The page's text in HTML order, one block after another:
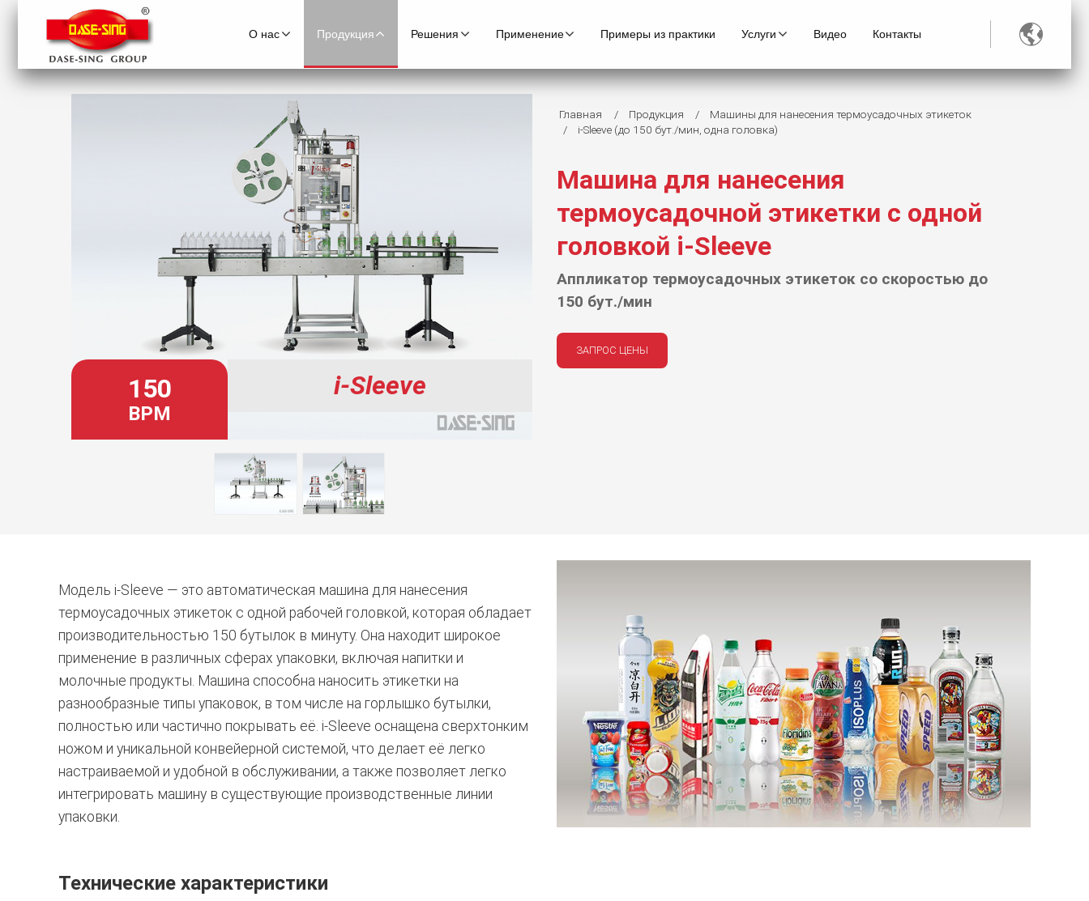

О нас Продукция Решения Применение Примеры из практики Услуги Видео Контакты
Главная Продукция
Машины для нанесения термоусадочных этикеток
i-Sleeve (до 150 бут./мин, одна головка)
Машина для нанесения
термоусадочной этикетки с одной
головкой i-Sleeve
Аппликатор термоусадочных этикеток со скоростью до
150 бут./мин
ЗАПРОС ЦЕНЫ
150
BPM
i-Sleeve
Модель i-Sleeve — это автоматическая машина для нанесения
термоусадочных этикеток с одной рабочей головкой, которая обладает
производительностью 150 бутылок в минуту. Она находит широкое
применение в различных сферах упаковки, включая напитки и
молочные продукты. Машина способна наносить этикетки на
разнообразные типы упаковок, в том числе на горлышко бутылки,
полностью или частично покрывать её. i-Sleeve оснащена сверхтонким
ножом и уникальной конвейерной системой, что делает её легко
настраиваемой и удобной в обслуживании, а также позволяет легко
интегрировать машину в существующие производственные линии
упаковки.
Технические характеристики